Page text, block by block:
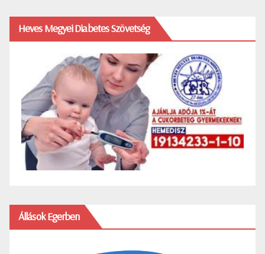
Heves Megyei Diabetes Szövetség
Állások Egerben